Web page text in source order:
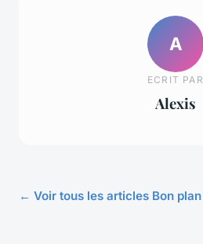
A
ECRIT PAR
Alexis
← Voir tous les articles Bon plan